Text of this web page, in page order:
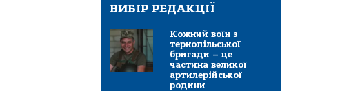
ВИБІР РЕДАКЦІЇ
Кожний воїн з
тернопільської
бригади – це
частина великої
артилерійської
родини